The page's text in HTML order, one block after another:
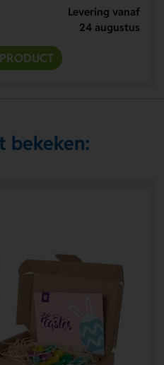
Levering vanaf
24 augustus
bekeken: